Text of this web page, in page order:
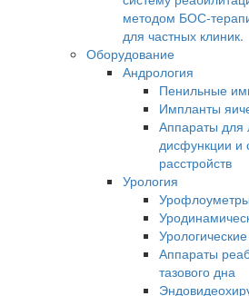
методом БОС-
для частных клиник.
Оборудование
Андрология
Пенильные
Импланты
Аппараты для
дисфункции и
расстройств
Урология
Урофлоуметры
Аппараты
тазового дна